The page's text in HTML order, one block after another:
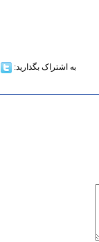
به اشتراک بگذارید: